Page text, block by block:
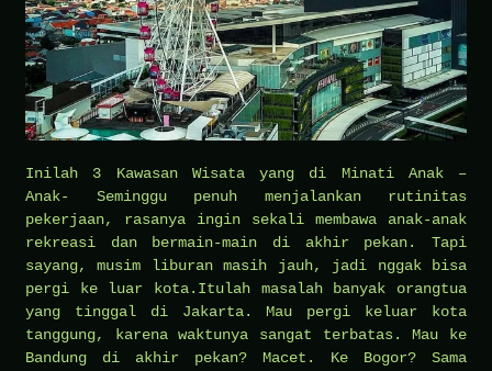
Inilah 3 Kawasan Wisata yang di Minati Anak –
Anak- Seminggu penuh menjalankan rutinitas
pekerjaan, rasanya ingin sekali membawa anak-anak
rekreasi dan bermain-main di akhir pekan. Tapi
sayang, musim liburan masih jauh, jadi nggak bisa
pergi ke luar kota.Itulah masalah banyak orangtua
yang tinggal di Jakarta. Mau pergi keluar kota
tanggung, karena waktunya sangat terbatas. Mau ke
Bandung di akhir pekan? Macet. Ke Bogor? Sama